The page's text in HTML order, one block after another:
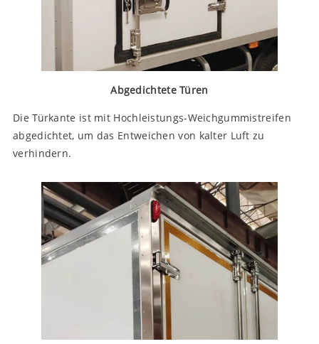
Abgedichtete Türen
Die Türkante ist mit Hochleistungs-Weichgummistreifen
abgedichtet, um das Entweichen von kalter Luft zu
verhindern.